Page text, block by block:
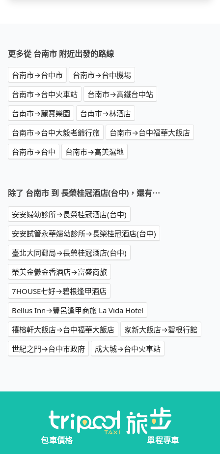
更多從 台南市 附近出發的路線
台南市→台中市
台南市→台中機場
台南市→台中火車站
台南市→高鐵台中站
台南市→麗寶樂園
台南市→林酒店
台南市→台中大毅老爺行旅
台南市→台中福華大飯店
台南市→台中
台南市→高美濕地
除了 台南市 到 長榮桂冠酒店(台中)，還有⋯
安安婦幼診所→長榮桂冠酒店(台中)
安安試管永華婦幼診所→長榮桂冠酒店(台中)
臺北大同郵局→長榮桂冠酒店(台中)
榮美金鬱金香酒店→富盛商旅
7HOUSE七好→碧根逢甲酒店
Bellus Inn→豐邑逢甲商旅 La Vida Hotel
禧榕軒大飯店→台中福華大飯店
家新大飯店→碧根行館
世紀之門→台中市政府
成大城→台中火車站
包車價格
單程專車